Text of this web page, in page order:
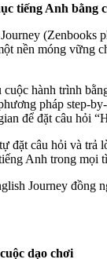
tiếng Anh bằng
(Zenbooks
nền móng vững
hành trình
pháp step-
để đặt câu hỏi
đặt câu hỏi và
Anh trong mọi
Journey đồng
dạo chơi